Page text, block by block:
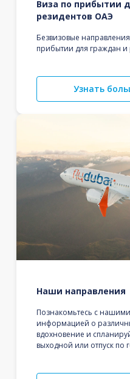
Виза по прибытии
резидентов ОАЭ
Безвизовые
прибытии для граждан
Узнать
Наши направления
Познакомьтесь с
информацией о
вдохновение и
выходной или отпуск по